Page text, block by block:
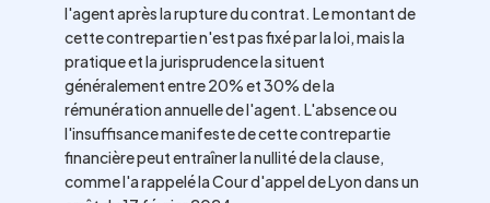
l'agent après la rupture du contrat. Le montant de
cette contrepartie n'est pas fixé par la loi, mais la
pratique et la jurisprudence la situent
généralement entre 20% et 30% de la
rémunération annuelle de l'agent. L'absence ou
l'insuffisance manifeste de cette contrepartie
financière peut entraîner la nullité de la clause,
comme l'a rappelé la Cour d'appel de Lyon dans un